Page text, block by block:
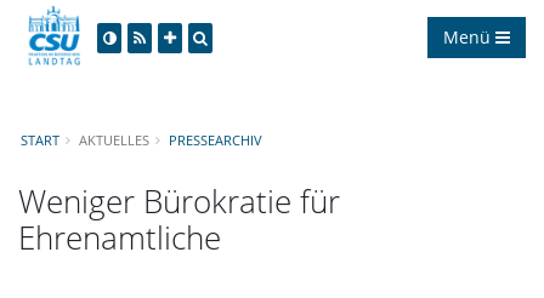
Menü
START AKTUELLES PRESSEARCHIV
Weniger Bürokratie für
Ehrenamtliche